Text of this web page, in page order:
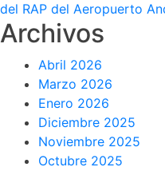
del RAP del Aeropuerto
Archivos
Abril 2026
Marzo 2026
Enero 2026
Diciembre 2025
Noviembre 2025
Octubre 2025